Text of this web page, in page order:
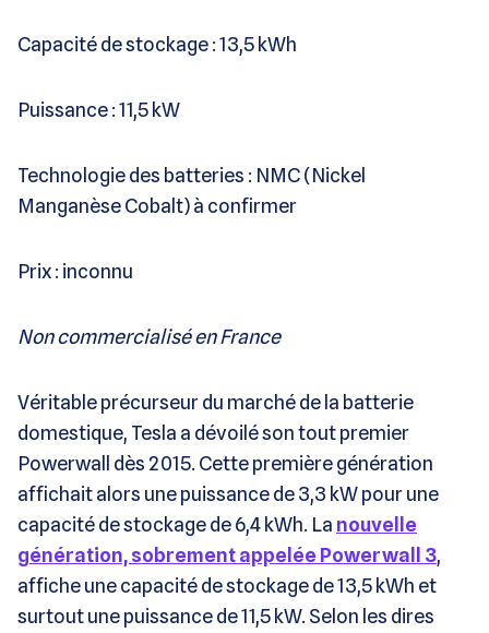
Capacité de stockage : 13,5 kWh
Puissance : 11,5 kW
Technologie des batteries : NMC (Nickel
Manganèse Cobalt) à confirmer
Prix : inconnu
Non commercialisé en France
Véritable précurseur du marché de la batterie
domestique, Tesla a dévoilé son tout premier
Powerwall dès 2015. Cette première génération
affichait alors une puissance de 3,3 kW pour une
capacité de stockage de 6,4 kWh. La nouvelle
génération, sobrement appelée Powerwall 3,
affiche une capacité de stockage de 13,5 kWh et
surtout une puissance de 11,5 kW. Selon les dires